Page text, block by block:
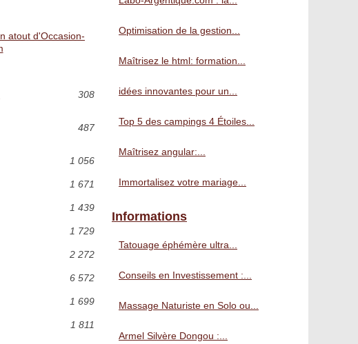
atout d'Occasion-
308
487
1 056
1 671
1 439
1 729
2 272
6 572
1 699
1 811
Optimisation de la gestion...
Maîtrisez le html: formation...
idées innovantes pour un...
Top 5 des campings 4 Étoiles...
Maîtrisez angular:...
Immortalisez votre mariage...
Informations
Tatouage éphémère ultra...
Conseils en Investissement :...
Massage Naturiste en Solo ou...
Armel Silvère Dongou :...